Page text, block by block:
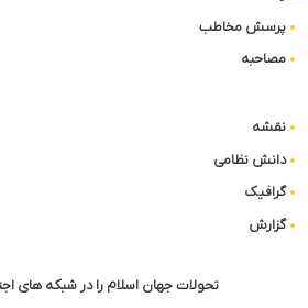
پرسش مخاطب
مصاحبه
نقشه
دانش نظامی
گرافیک
گزارش
تحولات جهان اسلام را در شبکه های